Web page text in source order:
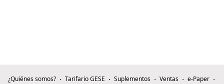
¿Quiénes somos? Tarifario GESE Suplementos Ventas
e-Paper